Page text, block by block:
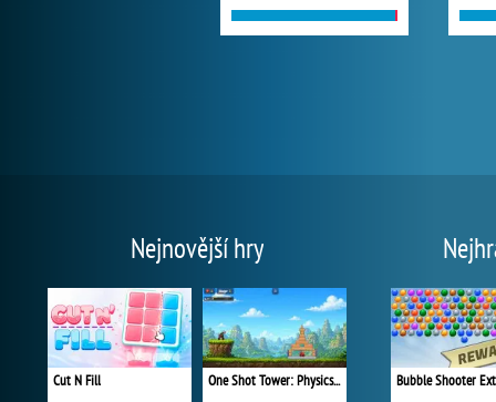
Nejnovější hry
Cut N Fill One Shot Tower: Physics Destroyer Bubble Shooter